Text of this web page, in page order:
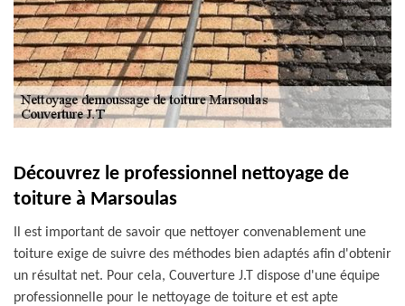
Découvrez le professionnel nettoyage de
toiture à Marsoulas
Il est important de savoir que nettoyer convenablement une
toiture exige de suivre des méthodes bien adaptés afin d'obtenir
un résultat net. Pour cela, Couverture J.T dispose d'une équipe
professionnelle pour le nettoyage de toiture et est apte